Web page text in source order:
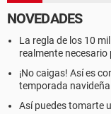
NOVEDADES
La regla de los 10
realmente necesario
¡No caigas! Así es
temporada navideña
Así puedes tomarte